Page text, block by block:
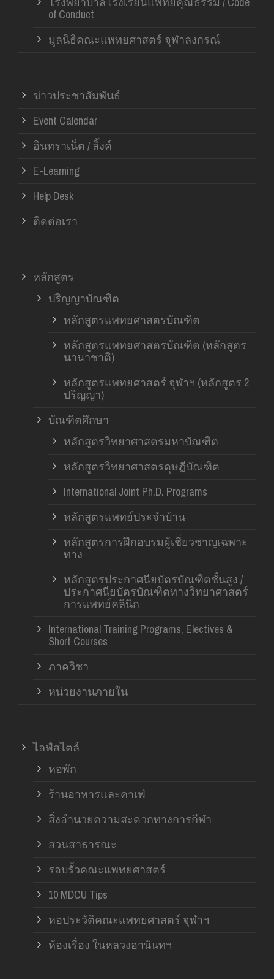
of Conduct
มูลนิธิคณะแพทยศาสตร์ จุฬาลงกรณ์
ข่าวประชาสัมพันธ์
Event Calendar
อินทราเน็ต / ลิ้งค์
E-Learning
Help Desk
ติดต่อเรา
หลักสูตร
ปริญญาบัณฑิต
หลักสูตรแพทยศาสตรบัณฑิต
หลักสูตรแพทยศาสตรบัณฑิต (หลักสูตร
นานาชาติ)
หลักสูตรแพทยศาสตร์ จุฬาฯ (หลักสูตร 2
ปริญญา)
บัณฑิตศึกษา
หลักสูตรวิทยาศาสตรมหาบัณฑิต
หลักสูตรวิทยาศาสตรดุษฎีบัณฑิต
International Joint Ph.D. Programs
หลักสูตรแพทย์ประจำบ้าน
หลักสูตรการฝึกอบรมผู้เชี่ยวชาญเฉพาะ
ทาง
หลักสูตรประกาศนียบัตรบัณฑิตชั้นสูง /
ประกาศนียบัตรบัณฑิตทางวิทยาศาสตร์
การแพทย์คลินิก
International Training Programs, Electives &
Short Courses
ภาควิชา
หน่วยงานภายใน
ไลฟ์สไตล์
หอพัก
ร้านอาหารและคาเฟ่
สิ่งอำนวยความสะดวกทางการกีฬา
สวนสาธารณะ
รอบรั้วคณะแพทยศาสตร์
10 MDCU Tips
หอประวัติคณะแพทยศาสตร์ จุฬาฯ
ห้องเรื่อง ในหลวงอานันทฯ